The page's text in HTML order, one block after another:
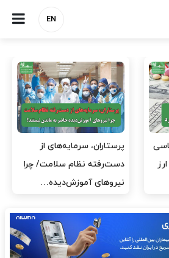
EN
به وزیر اقتصاد و خانواده‌اش
خدمات درمانی ندهید